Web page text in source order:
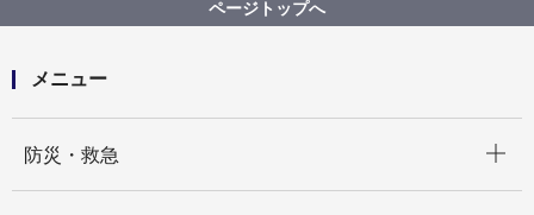
のタクシー送迎支援モデル事業業務委託
ページトップへ
メニュー
防災・救急